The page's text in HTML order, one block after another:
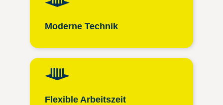
Moderne Technik
Flexible Arbeitszeit